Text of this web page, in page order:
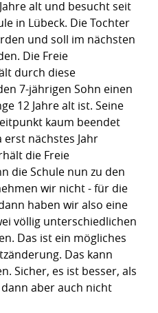
alt und besucht seit
in Lübeck. Die Tochter
und soll im nächsten
Die Freie
durch diese
7-jährigen Sohn einen
12 Jahre alt ist. Seine
kaum beendet
erst nächstes Jahr
die Freie
die Schule nun zu den
wir nicht - für die
haben wir also eine
völlig unterschiedlichen
Das ist ein mögliches
Das kann
Sicher, es ist besser, als
aber auch nicht